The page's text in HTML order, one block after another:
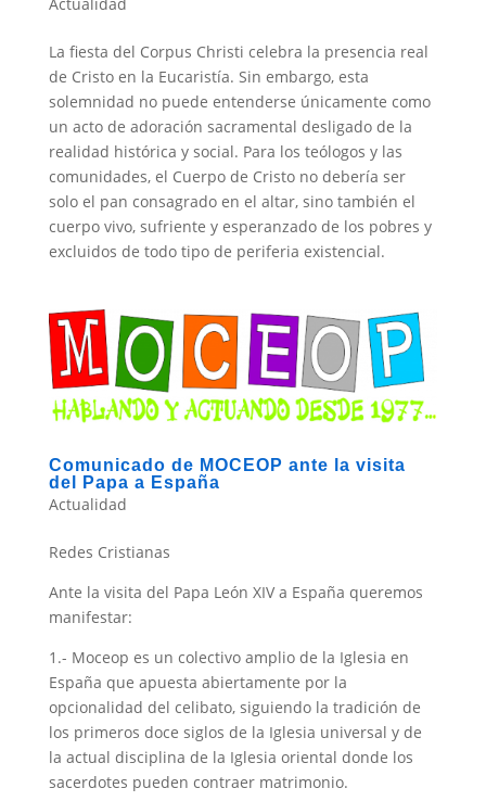
La fiesta del Corpus Christi celebra la presencia real
de Cristo en la Eucaristía. Sin embargo, esta
solemnidad no puede entenderse únicamente como
un acto de adoración sacramental desligado de la
realidad histórica y social. Para los teólogos y las
comunidades, el Cuerpo de Cristo no debería ser
solo el pan consagrado en el altar, sino también el
cuerpo vivo, sufriente y esperanzado de los pobres y
excluidos de todo tipo de periferia existencial.
Comunicado de MOCEOP ante la visita
del Papa a España
Actualidad
Redes Cristianas
Ante la visita del Papa León XIV a España queremos
manifestar:
1.- Moceop es un colectivo amplio de la Iglesia en
España que apuesta abiertamente por la
opcionalidad del celibato, siguiendo la tradición de
los primeros doce siglos de la Iglesia universal y de
la actual disciplina de la Iglesia oriental donde los
sacerdotes pueden contraer matrimonio.